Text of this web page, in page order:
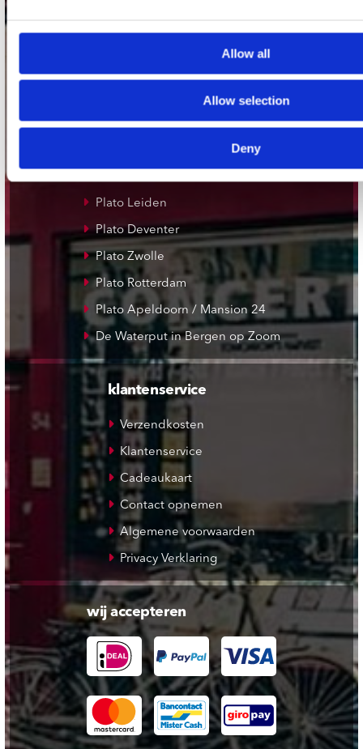
Allow all
Allow selection
Deny
Concerto Amsterdam
Record Mania Amsterdam
Plato Leiden
Plato Deventer
Plato Zwolle
Plato Rotterdam
Plato Apeldoorn / Mansion 24
De Waterput in Bergen op Zoom
klantenservice
Verzendkosten
Klantenservice
Cadeaukaart
Contact opnemen
Algemene voorwaarden
Privacy Verklaring
wij accepteren